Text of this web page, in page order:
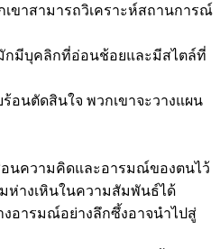
ขาสามารถวิเคราะห์สถานการณ์
กมีบุคลิกที่อ่อนช้อยและมีสไตล์ที่
อนตัดสินใจ พวกเขาจะวางแผน
นความคิดและอารมณ์ของตนไว้
ห่างเหินในความสัมพันธ์ได้
อารมณ์อย่างลึกซึ้งอาจนำไปสู่